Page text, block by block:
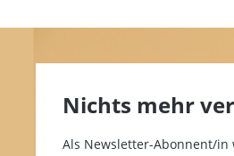
Nichts mehr
Als Newsletter-Abonnent/in